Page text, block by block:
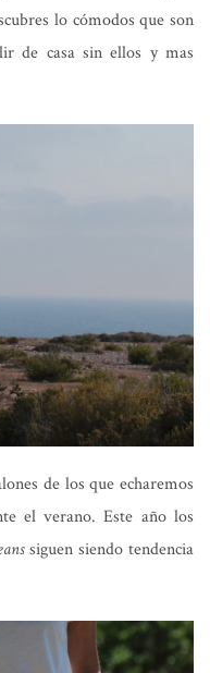
lo cómodos que son
de casa sin ellos y mas
de los que echaremos
el verano. Este año los
siguen siendo tendencia